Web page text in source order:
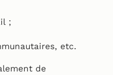
;
etc.
de